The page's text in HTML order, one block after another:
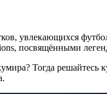
увлекающихся
посвящёнными
Тогда